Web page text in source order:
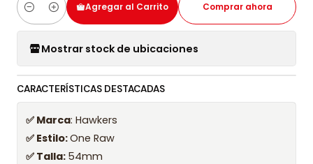
Cantidad
Agregar al Carrito Comprar ahora
Mostrar stock de ubicaciones
CARACTERÍSTICAS DESTACADAS
✅ Marca: Hawkers
✅ Estilo:One Raw
✅ Talla: 54mm